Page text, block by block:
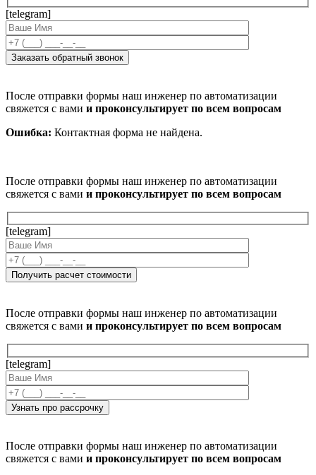
[telegram]
После отправки формы наш инженер по автоматизации
свяжется с вами и проконсультирует по всем вопросам
Ошибка: Контактная форма не найдена.
После отправки формы наш инженер по автоматизации
свяжется с вами и проконсультирует по всем вопросам
[telegram]
После отправки формы наш инженер по автоматизации
свяжется с вами и проконсультирует по всем вопросам
[telegram]
После отправки формы наш инженер по автоматизации
свяжется с вами и проконсультирует по всем вопросам